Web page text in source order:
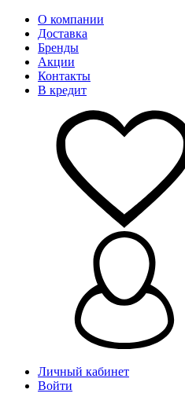
О компании
Доставка
Бренды
Акции
Контакты
В кредит
Личный кабинет
Войти